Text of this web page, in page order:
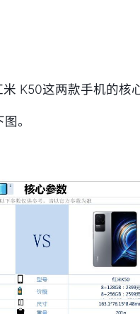
米 K50这两款手机的核
。